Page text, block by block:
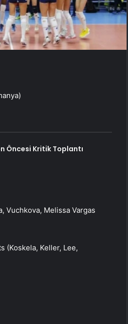
Öncesi Kritik Toplantı
Vuchkova, Melissa Vargas
(Koskela, Keller, Lee,